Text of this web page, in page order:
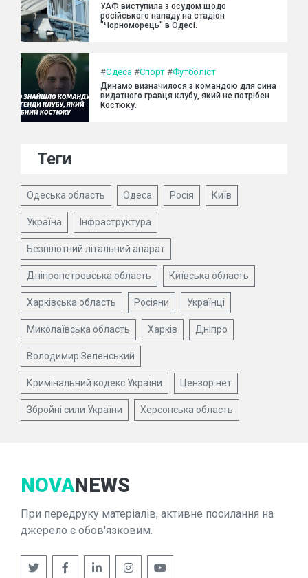
УАФ виступила з осудом щодо
російського нападу на стадіон
"Чорноморець" в Одесі.
#Одеса #Спорт #Футболіст
Динамо визначилося з командою для сина
видатного гравця клубу, який не потрібен
Костюку.
Теги
Одеська область Одеса Росія Київ
Україна Інфраструктура
Безпілотний літальний апарат
Дніпропетровська область Київська область
Харківська область Росіяни Українці
Миколаївська область Харків Дніпро
Володимир Зеленський
Кримінальний кодекс України Цензор.нет
Збройні сили України Херсонська область
NOVANEWS
При передруку матеріалів, активне посилання на
джерело є обов'язковим.